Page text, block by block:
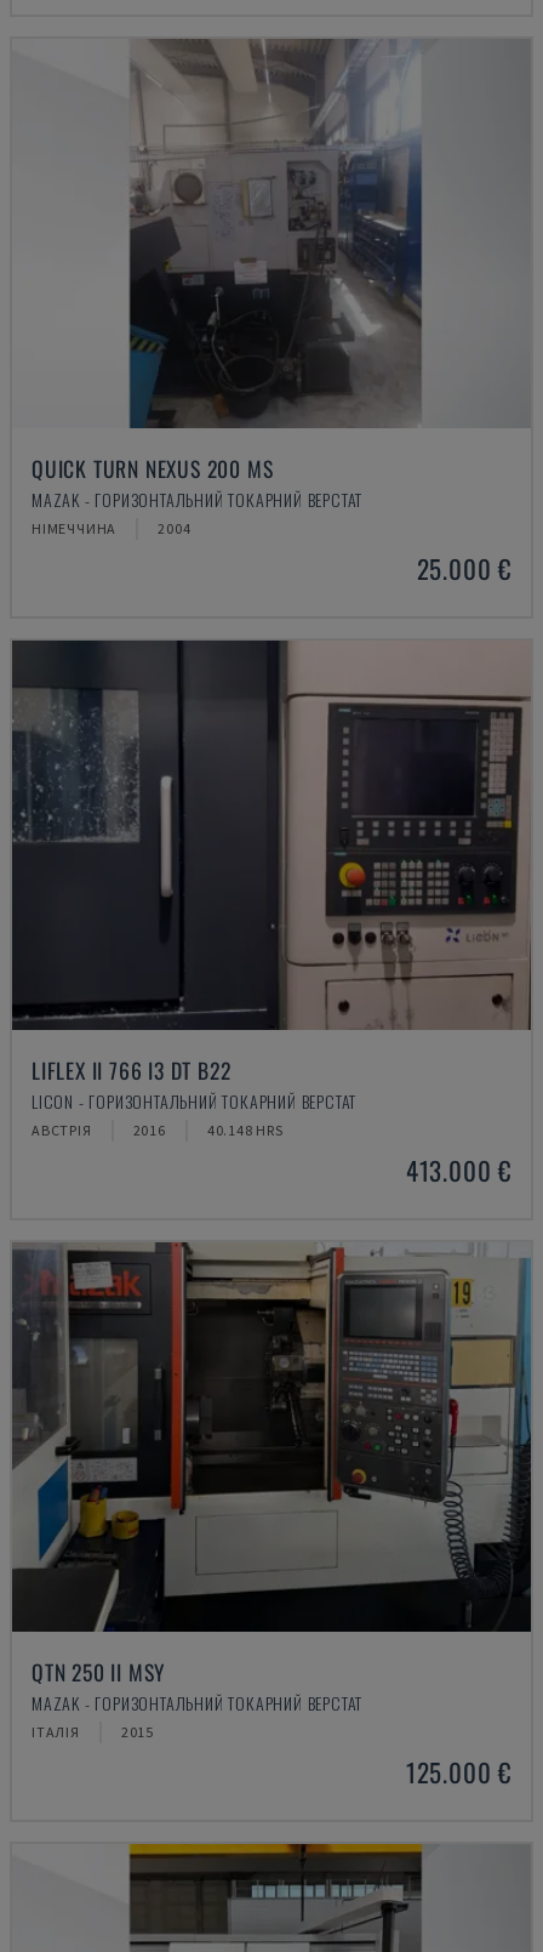
QUICK TURN NEXUS 200 MS
MAZAK - ГОРИЗОНТАЛЬНИЙ ТОКАРНИЙ ВЕРСТАТ
НІМЕЧЧИНА 2004
25.000 €
LIFLEX II 766 I3 DT B22
LICON - ГОРИЗОНТАЛЬНИЙ ТОКАРНИЙ ВЕРСТАТ
АВСТРІЯ 2016 40.148 HRS
413.000 €
QTN 250 II MSY
MAZAK - ГОРИЗОНТАЛЬНИЙ ТОКАРНИЙ ВЕРСТАТ
ІТАЛІЯ 2015
125.000 €